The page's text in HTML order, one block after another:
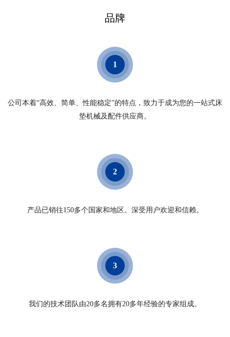
品牌
1
公司本着“高效、简单、性能稳定”的特点，致力于成为您的一站式床
垫机械及配件供应商。
2
产品已销往150多个国家和地区。深受用户欢迎和信赖。
3
我们的技术团队由20多名拥有20多年经验的专家组成。